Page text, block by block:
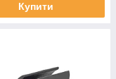
Купити